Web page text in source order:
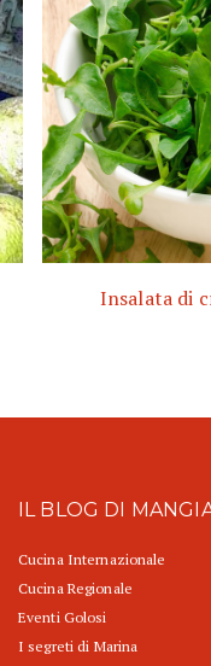
Insalata di
IL BLOG DI
Cucina Internazionale
Cucina Regionale
Eventi Golosi
I segreti di Marina